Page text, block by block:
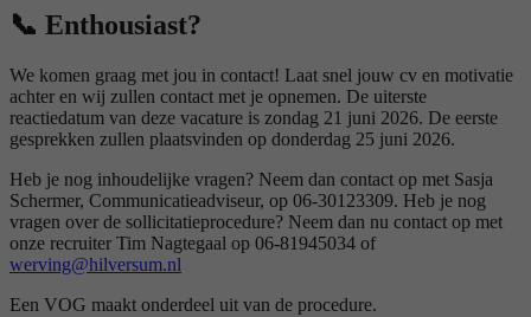
📞 Enthousiast?
We komen graag met jou in contact! Laat snel jouw cv en motivatie
achter en wij zullen contact met je opnemen. De uiterste
reactiedatum van deze vacature is zondag 21 juni 2026. De eerste
gesprekken zullen plaatsvinden op donderdag 25 juni 2026.
Heb je nog inhoudelijke vragen? Neem dan contact op met Sasja
Schermer, Communicatieadviseur, op 06-30123309. Heb je nog
vragen over de sollicitatieprocedure? Neem dan nu contact op met
onze recruiter Tim Nagtegaal op 06-81945034 of
werving@hilversum.nl
Een VOG maakt onderdeel uit van de procedure.